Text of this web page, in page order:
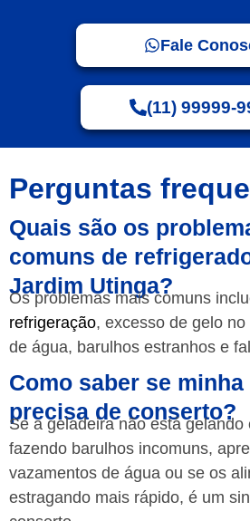
Fale
(11) 99999-
Perguntas
Quais são os
comuns de
Jardim Utinga?
Os problemas mais comuns
refrigeração, excesso de gelo no
de água, barulhos estranhos e
Como saber se
precisa de conserto?
Se a geladeira não está gelando
fazendo barulhos incomuns,
vazamentos de água ou se os
estragando mais rápido, é um